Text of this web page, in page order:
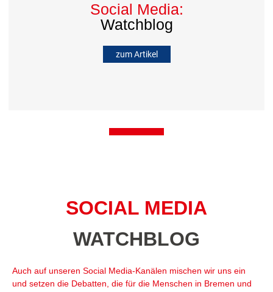
Social Media:
Watchblog
zum Artikel
SOCIAL MEDIA
WATCHBLOG
Auch auf unseren Social Media-Kanälen mischen wir uns ein
und setzen die Debatten, die für die Menschen in Bremen und